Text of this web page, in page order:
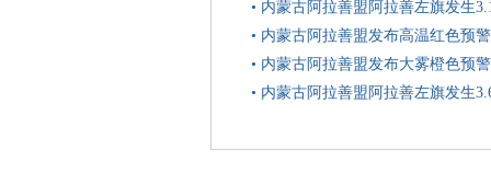
• 内蒙古阿拉善盟阿拉善左旗发生
• 内蒙古阿拉善盟发布高温红色预警
• 内蒙古阿拉善盟发布大雾橙色预警
• 内蒙古阿拉善盟阿拉善左旗发生